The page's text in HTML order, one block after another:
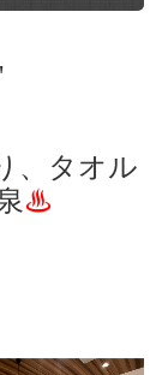
、タオル
♨